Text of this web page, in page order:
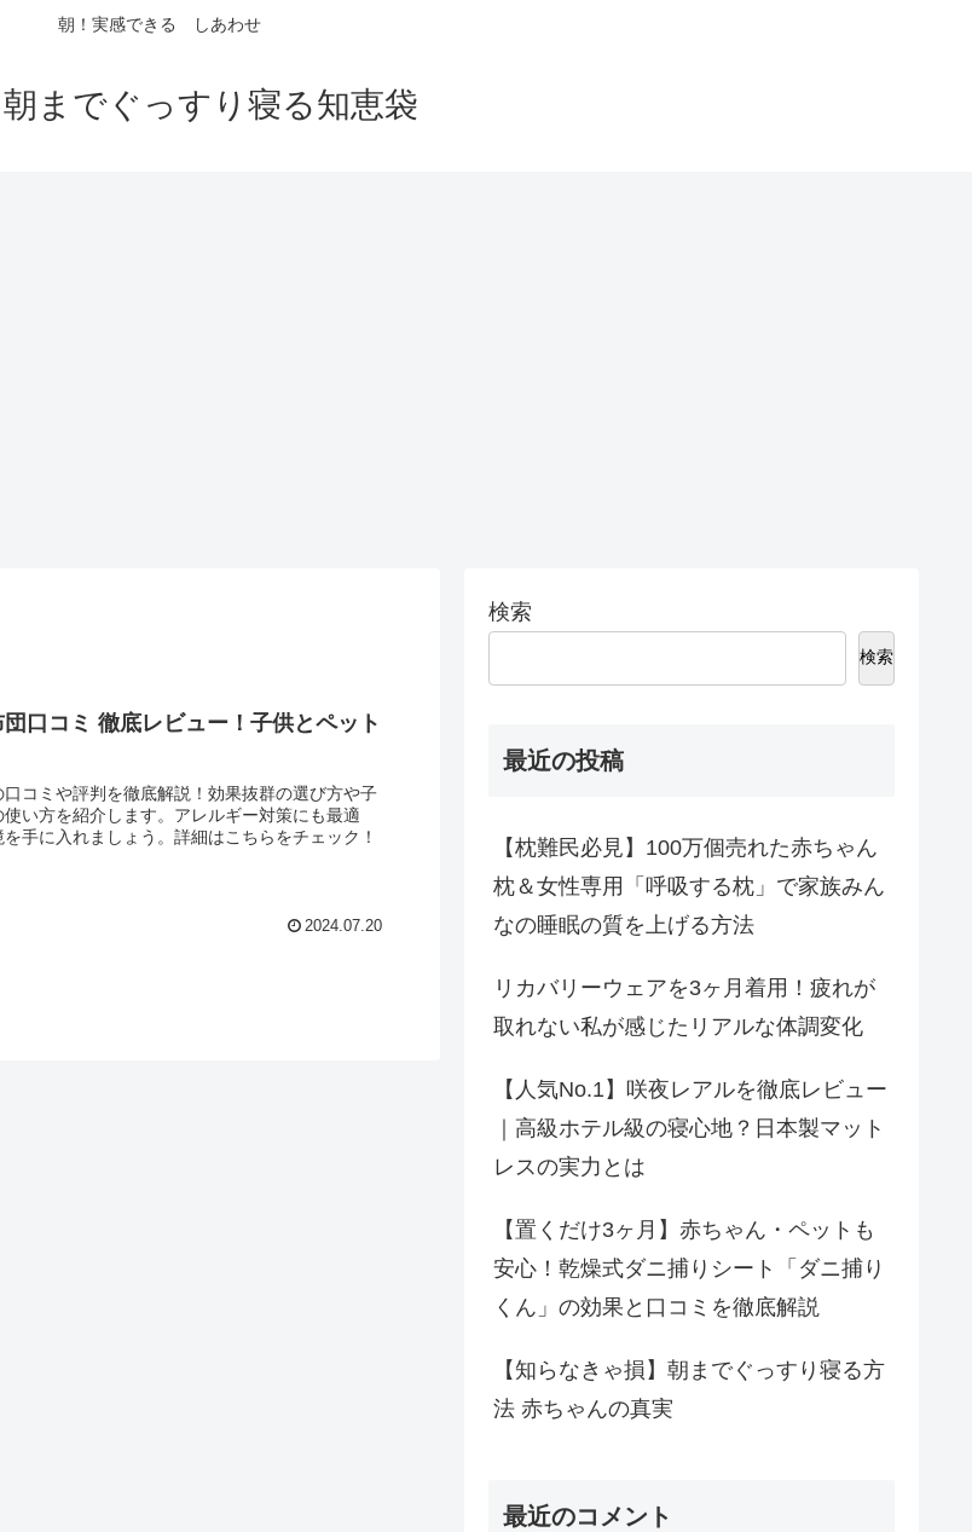
朝！実感できる しあわせ
までぐっすり寝る知恵袋
口コミ 徹底レビュー！子供とペット
コミや評判を徹底解説！効果抜群の選び方や子
い方を紹介します。アレルギー対策にも最適
手に入れましょう。詳細はこちらをチェック！
2024.07.20
検索
検索
最近の投稿
【枕難民必見】100万個売れた赤ちゃん
枕＆女性専用「呼吸する枕」で家族みん
なの睡眠の質を上げる方法
リカバリーウェアを3ヶ月着用！疲れが
取れない私が感じたリアルな体調変化
【人気No.1】咲夜レアルを徹底レビュー
｜高級ホテル級の寝心地？日本製マット
レスの実力とは
【置くだけ3ヶ月】赤ちゃん・ペットも
安心！乾燥式ダニ捕りシート「ダニ捕り
くん」の効果と口コミを徹底解説
【知らなきゃ損】朝までぐっすり寝る方
法 赤ちゃんの真実
最近のコメント